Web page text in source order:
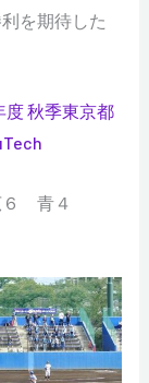
を期待した
度 秋季東京都
６ 青４